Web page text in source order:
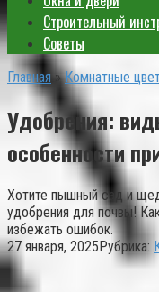
Строительный
Советы
Главная » Комнатные
Удобрения:
особенности
Хотите пышный сад и
удобрения для почвы!
избежать ошибок.
27 января, 2025Рубрика: